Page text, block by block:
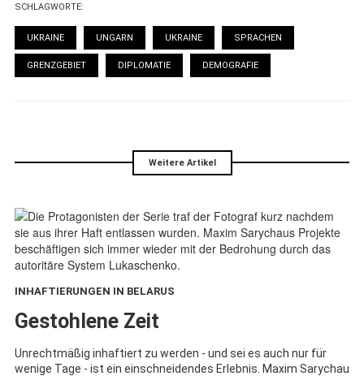
SCHLAGWORTE:
UKRAINE UNGARN UKRAINE SPRACHEN
GRENZGEBIET DIPLOMATIE DEMOGRAFIE
Weitere Artikel
INHAFTIERUNGEN IN BELARUS
Gestohlene Zeit
Unrechtmäßig inhaftiert zu werden - und sei es auch nur für
wenige Tage - ist ein einschneidendes Erlebnis. Maxim Sarychau